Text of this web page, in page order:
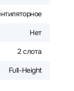
Нет
2 слота
Full-Height